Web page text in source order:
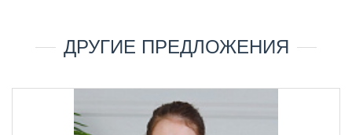
ДРУГИЕ ПРЕДЛОЖЕНИЯ